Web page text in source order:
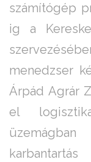
számítógép
ig a
menedzser
Árpád Agrár
el